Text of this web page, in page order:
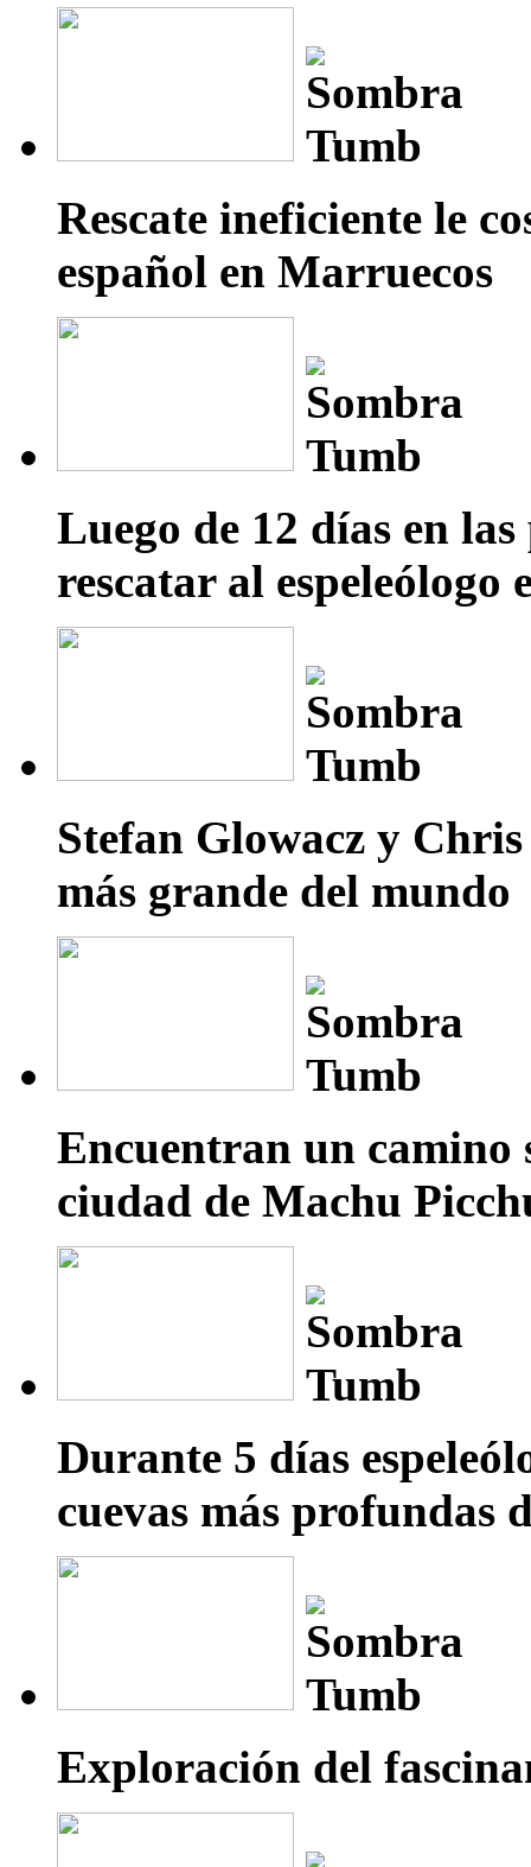
Rescate ineficiente le
español en Marruecos
Luego de 12 días en
rescatar al espeleólogo
Stefan Glowacz y
más grande del mundo
Encuentran un camino
ciudad de Machu
Durante 5 días
cuevas más profundas
Exploración del